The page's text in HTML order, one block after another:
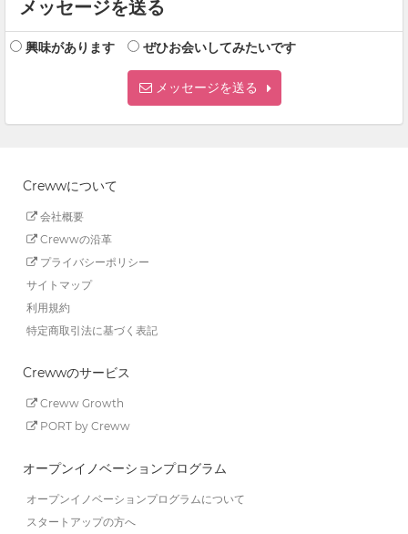
メッセージを送る
興味があります ぜひお会いしてみたいです
メッセージを送る
Crewwについて
会社概要
Crewwの沿革
プライバシーポリシー
サイトマップ
利用規約
特定商取引法に基づく表記
Crewwのサービス
Creww Growth
PORT by Creww
オープンイノベーションプログラム
オープンイノベーションプログラムについて
スタートアップの方へ